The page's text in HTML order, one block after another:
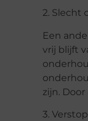
2. Slecht
Een
vrij blijft
zijn.
3.